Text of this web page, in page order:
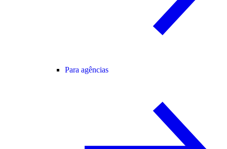
Para agências